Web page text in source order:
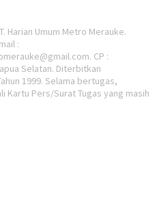
Harian Umum Metro Merauke.
:
CP :
Selatan. Diterbitkan
1999. Selama bertugas,
Kartu Pers/Surat Tugas yang masih